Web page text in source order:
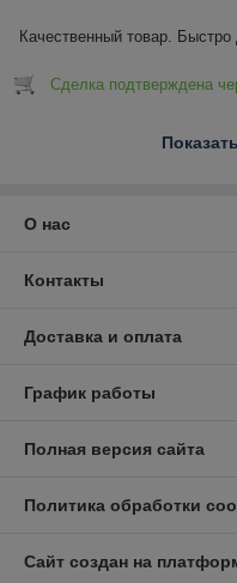
Качественный товар. Быстро
Сделка подтверждена
О нас
Контакты
Доставка и оплата
График работы
Полная версия сайта
Политика обработки
Сайт создан на